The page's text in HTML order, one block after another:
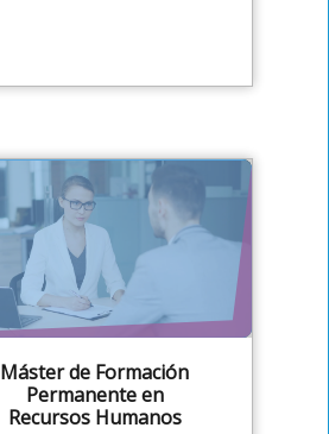
Máster de Formación
Permanente en
Recursos Humanos